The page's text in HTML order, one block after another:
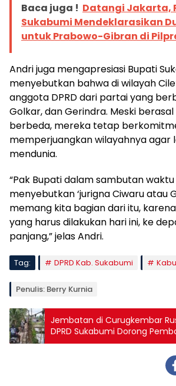
Baca juga ! Datangi Jakarta,
Sukabumi Mendeklarasikan
untuk Prabowo-Gibran di
Andri juga mengapresiasi Bupati
menyebutkan bahwa di wilayah
anggota DPRD dari partai yang
Golkar, dan Gerindra. Meski
berbeda, mereka tetap
memperjuangkan wilayahnya agar
mendunia.
“Pak Bupati dalam sambutan
menyebutkan ‘jurigna Ciwaru atau
memang kita bagian dari itu,
yang harus dilakukan hari ini, ke
panjang,” jelas Andri.
Tag: DPRD Kab. Sukabumi
Penulis: Berry Kurnia
Jembatan di Curugkembar
DPRD Sukabumi Dorong
Layak